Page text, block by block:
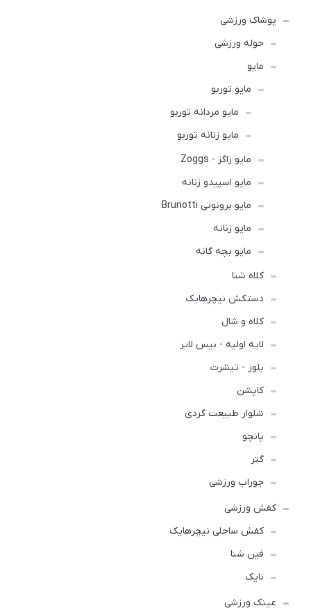
پوشاک ورزشی
حوله ورزشی
مايو
مایو توربو
مایو مردانه توربو
مایو زنانه توربو
مایو زاگز - Zoggs
مایو اسپیدو زنانه
مایو برونوتی Brunotti
مایو زنانه
مایو بچه گانه
کلاه شنا
دستکش نیچرهایک
کلاه و شال
لایه اولیه - بیس لایر
بلوز - تیشرت
کاپشن
شلوار طبیعت گردی
پانچو
گتر
جوراب ورزشی
کفش ورزشی
كفش ساحلی نیچرهایک
فین شنا
نایک
عینک ورزشی